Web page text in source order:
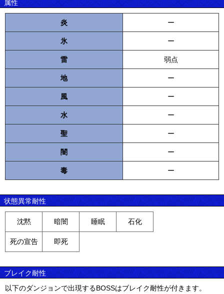
属性
炎 ー
氷 ー
雷 弱点
地 ー
風 ー
水 ー
聖 ー
闇 ー
毒 ー
状態異常耐性
沈黙 暗闇 睡眠 石化
死の宣告 即死
ブレイク耐性
以下のダンジョンで出現するBOSSはブレイク耐性が付きます。